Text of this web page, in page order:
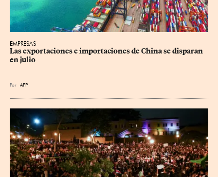
EMPRESAS
Las exportaciones e importaciones de China se disparan
en julio
Por AFP